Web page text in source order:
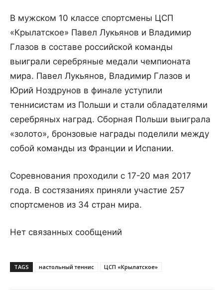
В мужском 10 классе спортсмены ЦСП
«Крылатское» Павел Лукьянов и Владимир
Глазов в составе российской команды
выиграли серебряные медали чемпионата
мира. Павел Лукьянов, Владимир Глазов и
Юрий Ноздрунов в финале уступили
теннисистам из Польши и стали обладателями
серебряных наград. Сборная Польши выиграла
«золото», бронзовые награды поделили между
собой команды из Франции и Испании.
Соревнования проходили с 17-20 мая 2017
года. В состязаниях приняли участие 257
спортсменов из 34 стран мира.
Нет связанных сообщений
TAGS настольный теннис ЦСП «Крылатское»